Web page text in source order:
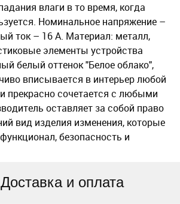
влаги в то время, когда
Номинальное напряжение –
ток – 16 А. Материал: металл,
элементы устройства
белый оттенок "Белое облако",
вписывается в интерьер любой
прекрасно сочетается с любыми
оставляет за собой право
вид изделия изменения, которые
безопасность и
Доставка и оплата